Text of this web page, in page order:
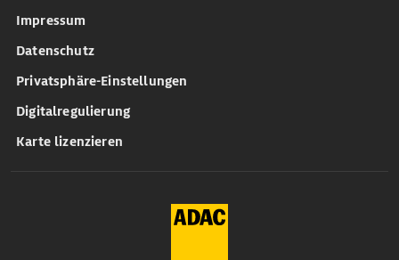
Impressum
Datenschutz
Privatsphäre-Einstellungen
Digitalregulierung
Karte lizenzieren